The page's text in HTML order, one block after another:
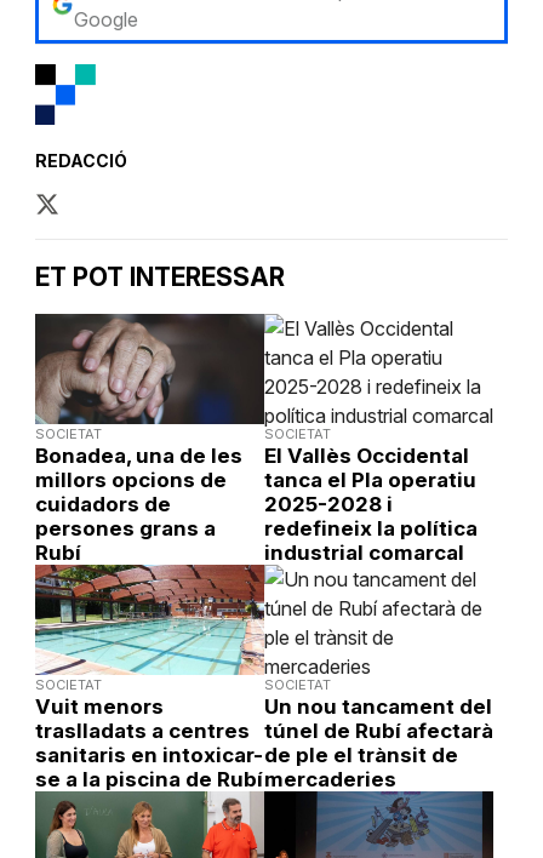
Google
REDACCIÓ
ET POT INTERESSAR
SOCIETAT
Bonadea, una de les
millors opcions de
cuidadors de
persones grans a
Rubí
SOCIETAT
El Vallès Occidental
tanca el Pla operatiu
2025-2028 i
redefineix la política
industrial comarcal
SOCIETAT
Vuit menors
traslladats a centres
sanitaris en intoxicar-
se a la piscina de Rubí
SOCIETAT
Un nou tancament del
túnel de Rubí afectarà
de ple el trànsit de
mercaderies